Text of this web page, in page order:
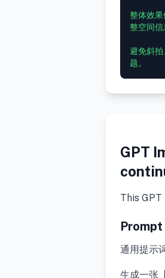
整体效
整空间信
避免斜
GPT
This
Prompt
通用提示
生成一张